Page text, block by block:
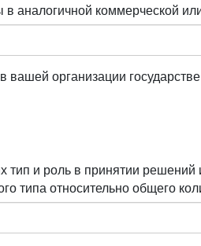
аналогичной коммерческой
вашей организации
и роль в принятии решений
типа относительно общего